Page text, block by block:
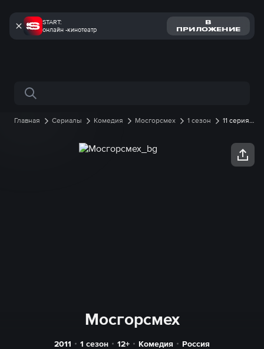
START:
онлайн -кинотеатр
В
ПРИЛОЖЕНИЕ
Поиск по сайту
Главная Сериалы Комедия Мосгорсмех 1 сезон
11 серия
Мосгорсмех
2011 1 сезон 12+ Комедия Россия